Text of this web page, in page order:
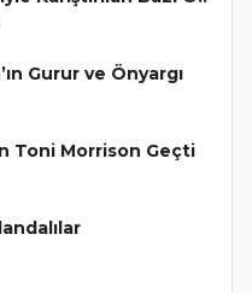
Gurur ve Önyargı
Toni Morrison Geçti